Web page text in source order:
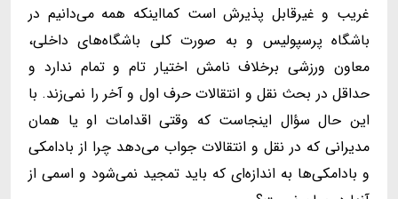
غریب و غیرقابل پذیرش است کمااینکه همه می‌دانیم در
باشگاه پرسپولیس و به صورت کلی باشگاه‌های داخلی،
معاون ورزشی برخلاف نامش اختیار تام و تمام ندارد و
حداقل در بحث نقل و انتقالات حرف اول و آخر را نمی‌زند. با
این حال سؤال اینجاست که وقتی اقدامات او یا همان
مدیرانی که در نقل و انتقالات جواب می‌دهد چرا از بادامکی
و بادامکی‌ها به اندازه‌ای که باید تمجید نمی‌شود و اسمی از